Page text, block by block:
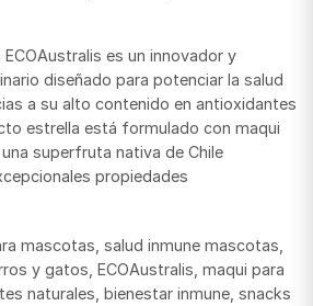
es un innovador y
diseñado para potenciar la salud
a su alto contenido en antioxidantes
estrella está formulado con maqui
superfruta nativa de Chile
propiedades
mascotas, salud inmune mascotas,
y gatos, ECOAustralis, maqui para
naturales, bienestar inmune, snacks